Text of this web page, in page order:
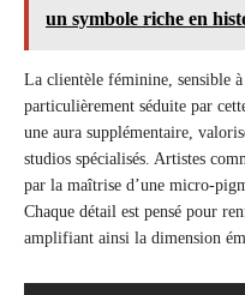
un symbole riche en
La clientèle féminine, sensible
particulièrement séduite par
une aura supplémentaire,
studios spécialisés. Artistes
par la maîtrise d’une micro-
Chaque détail est pensé pour
amplifiant ainsi la dimension